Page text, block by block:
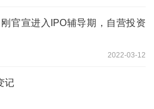
官宣进入IPO辅导期，自营投资
2022-03-12
记